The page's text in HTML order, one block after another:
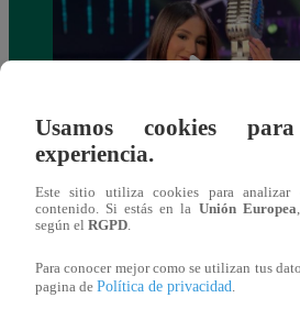
¡Imitadora de Laura Pausini se
ganadora de Yo Soy: Nueva
Usamos cookies
experiencia.
Este sitio utiliza cookies para analizar
contenido. Si estás en la Unión Europea
según el RGPD.
Para conocer mejor como se utilizan tus
pagina de Política de privacidad.